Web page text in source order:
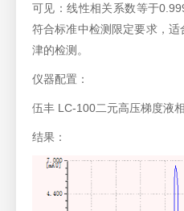
可见：线性相关系数等于
符合标准中检测限定要求，
津的检测。
仪器配置：
伍丰 LC-100二元高压梯度液
结果：